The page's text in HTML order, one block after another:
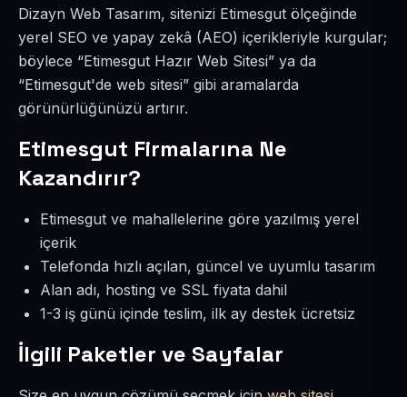
Dizayn Web Tasarım, sitenizi Etimesgut ölçeğinde
yerel SEO ve yapay zekâ (AEO) içerikleriyle kurgular;
böylece “Etimesgut Hazır Web Sitesi” ya da
“Etimesgut'de web sitesi” gibi aramalarda
görünürlüğünüzü artırır.
Etimesgut Firmalarına Ne
Kazandırır?
Etimesgut ve mahallelerine göre yazılmış yerel
içerik
Telefonda hızlı açılan, güncel ve uyumlu tasarım
Alan adı, hosting ve SSL fiyata dahil
1-3 iş günü içinde teslim, ilk ay destek ücretsiz
İlgili Paketler ve Sayfalar